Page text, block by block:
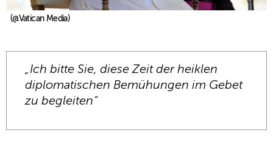
(@Vatican Media)
„Ich bitte Sie, diese Zeit der heiklen
diplomatischen Bemühungen im Gebet
zu begleiten“